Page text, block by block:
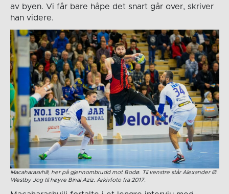
av byen. Vi får bare håpe det snart går over, skriver
han videre.
Macaharasvhili, her på gjennombrudd mot Bodø. Til venstre står Alexander Ø.
Westby Jog til høyre Binai Aziz. Arkivfoto fra 2017.